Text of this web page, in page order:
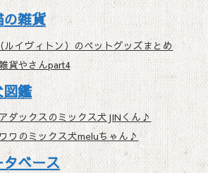
雑貨
ルイヴィトン）のペットグッズまとめ
貨やさんpart4
鑑
ダックスのミックス犬JINくん♪
ワのミックス犬meluちゃん♪
ベース